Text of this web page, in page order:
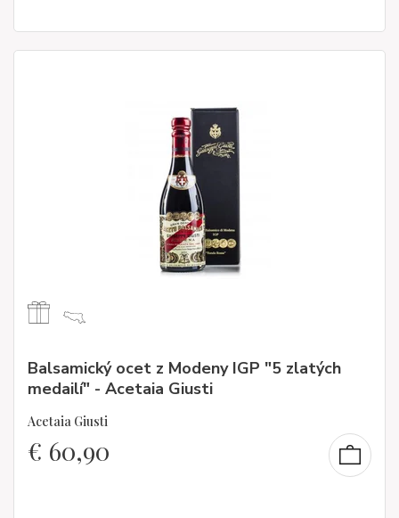
Balsamický ocet z Modeny IGP "5 zlatých
medailí" - Acetaia Giusti
Acetaia Giusti
€ 60,90